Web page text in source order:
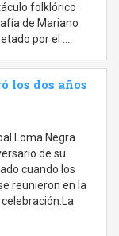
folklórico
de Mariano
por el …
los dos años
Loma Negra
de su
cuando los
reunieron en la